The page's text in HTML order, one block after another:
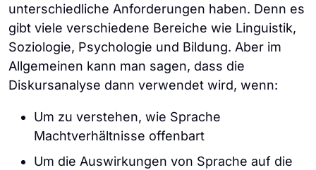
unterschiedliche Anforderungen haben. Denn es
gibt viele verschiedene Bereiche wie Linguistik,
Soziologie, Psychologie und Bildung. Aber im
Allgemeinen kann man sagen, dass die
Diskursanalyse dann verwendet wird, wenn:
Um zu verstehen, wie Sprache
Machtverhältnisse offenbart
Um die Auswirkungen von Sprache auf die